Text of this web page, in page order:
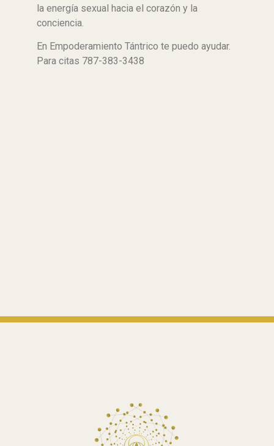
la energía sexual hacia el corazón y la
conciencia.
En Empoderamiento Tántrico te puedo ayudar.
Para citas 787-383-3438